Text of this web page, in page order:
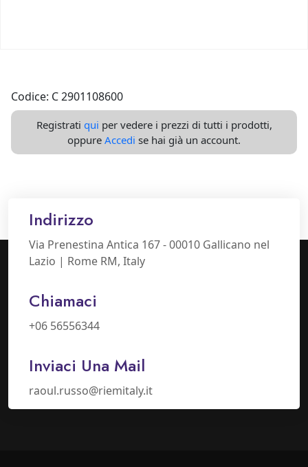
Codice: C 2901108600
Registrati qui per vedere i prezzi di tutti i prodotti,
oppure Accedi se hai già un account.
Indirizzo
Via Prenestina Antica 167 - 00010 Gallicano nel
Lazio | Rome RM, Italy
Chiamaci
+06 56556344
Inviaci Una Mail
raoul.russo@riemitaly.it